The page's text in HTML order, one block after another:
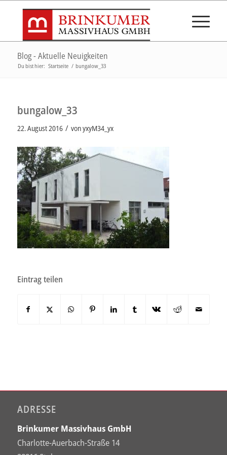
Blog - Aktuelle Neuigkeiten
Du bist hier: Startseite / bungalow_33
bungalow_33
22. August 2016 / vonyxyM34_yx
Eintrag teilen
ADRESSE
Brinkumer Massivhaus GmbH
Charlotte-Auerbach-Straße 14